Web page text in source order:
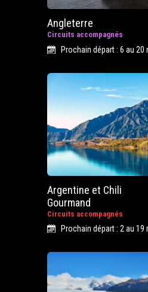
Angleterre
Circuits accompagnés
Prochain départ : 6 au 20
Argentine et Chili
Gourmand
Circuits accompagnés
Prochain départ : 2 au 19